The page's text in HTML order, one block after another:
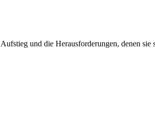
und die Herausforderungen, denen sie